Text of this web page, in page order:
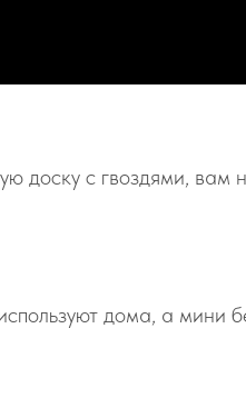
доску с гвоздями,
дома, а мини